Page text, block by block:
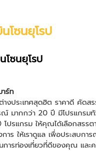
โซนยุโรป
โซนยุโรป
าร์ท
างประเทศสุดฮิต ราคาดี คัด
ณ์ มากกว่า 20 ปี มีโปรแกรมทั
โปรแกรม ให้คุณได้เลือกสรร
าร ให้เราดูแล เพื่อประสบกา
นการท่องเที่ยวที่ดีของคุณ แล